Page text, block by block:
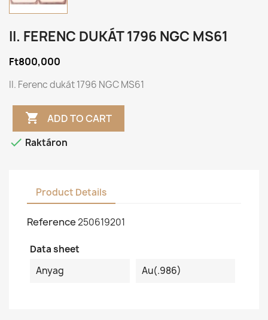
II. FERENC DUKÁT 1796 NGC MS61
Ft800,000
II. Ferenc dukát 1796 NGC MS61
 ADD TO CART
 Raktáron
Product Details
Reference250619201
Data sheet
Anyag
Au(.986)